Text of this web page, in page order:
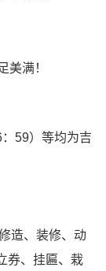
美满！
59）等均为吉
造、装修、动
券、挂匾、栽